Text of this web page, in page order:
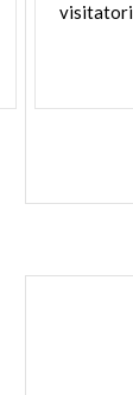
visitatori